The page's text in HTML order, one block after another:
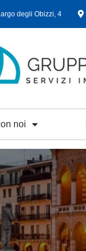
degli Obizzi, 4
noi